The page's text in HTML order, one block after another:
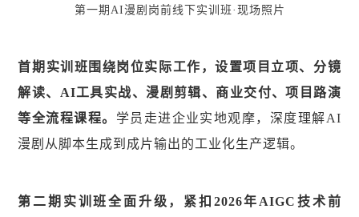
第一期AI漫剧岗前线下实训班·现场照片
首期实训班围绕岗位实际工作，设置项目立项、分镜
解读、AI工具实战、漫剧剪辑、商业交付、项目路演
等全流程课程。 学员走进企业实地观摩，深度理解AI
漫剧从脚本生成到成片输出的工业化生产逻辑。
第二期实训班全面升级，紧扣2026年AIGC技术前